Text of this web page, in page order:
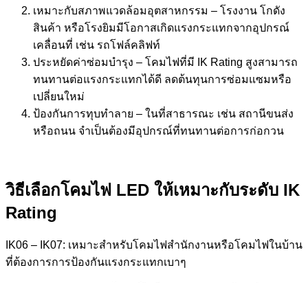
เหมาะกับสภาพแวดล้อมอุตสาหกรรม – โรงงาน โกดัง
สินค้า หรือโรงยิมมีโอกาสเกิดแรงกระแทกจากอุปกรณ์
เคลื่อนที่ เช่น รถโฟล์คลิฟท์
ประหยัดค่าซ่อมบำรุง – โคมไฟที่มี IK Rating สูงสามารถ
ทนทานต่อแรงกระแทกได้ดี ลดต้นทุนการซ่อมแซมหรือ
เปลี่ยนใหม่
ป้องกันการทุบทำลาย – ในที่สาธารณะ เช่น สถานีขนส่ง
หรือถนน จำเป็นต้องมีอุปกรณ์ที่ทนทานต่อการก่อกวน
วิธีเลือกโคมไฟ LED ให้เหมาะกับระดับ IK
Rating
IK06 – IK07: เหมาะสำหรับโคมไฟสำนักงานหรือโคมไฟในบ้าน
ที่ต้องการการป้องกันแรงกระแทกเบาๆ